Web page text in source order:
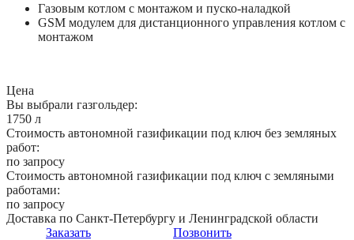
Газовым котлом с монтажом и пуско-наладкой
GSM модулем для дистанционного управления котлом с
монтажом
Цена
Вы выбрали газгольдер:
1750 л
Стоимость автономной газификации под ключ без земляных
работ:
по запросу
Стоимость автономной газификации под ключ с земляными
работами:
по запросу
Доставка по Санкт-Петербургу и Ленинградской области
Заказать
Позвонить